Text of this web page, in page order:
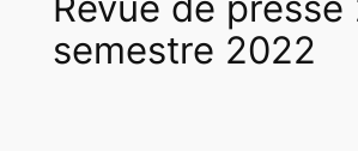
semestre 2022